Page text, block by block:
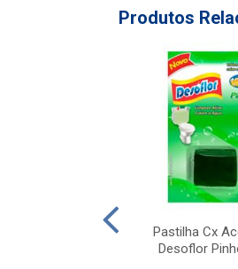
Produtos
Pastilha Cx
Desoflor